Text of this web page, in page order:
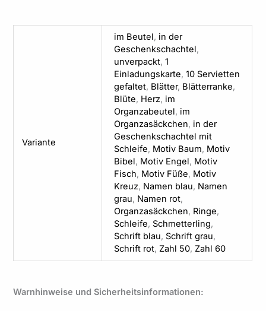
Variante
im Beutel, in der
Geschenkschachtel,
unverpackt, 1
Einladungskarte, 10 Servietten
gefaltet, Blätter, Blätterranke,
Blüte, Herz, im
Organzabeutel, im
Organzasäckchen, in der
Geschenkschachtel mit
Schleife, Motiv Baum, Motiv
Bibel, Motiv Engel, Motiv
Fisch, Motiv Füße, Motiv
Kreuz, Namen blau, Namen
grau, Namen rot,
Organzasäckchen, Ringe,
Schleife, Schmetterling,
Schrift blau, Schrift grau,
Schrift rot, Zahl 50, Zahl 60
Warnhinweise und Sicherheitsinformationen: